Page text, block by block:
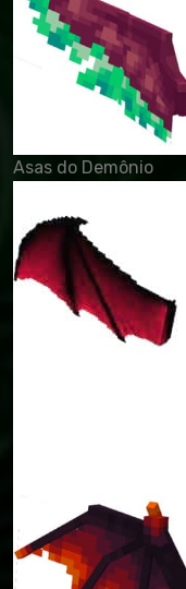
Asas do Demônio